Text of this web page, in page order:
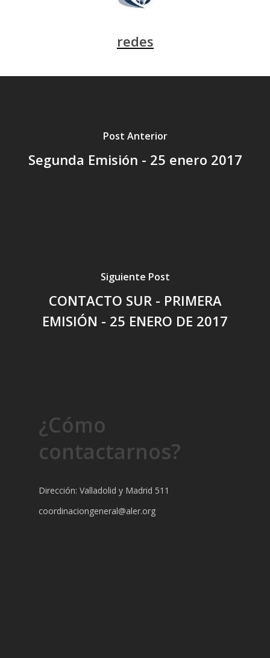
redes
Post Anterior
Segunda Emisión - 25 enero 2017
Siguiente Post
CONTACTO SUR - PRIMERA
EMISIÓN - 25 ENERO DE 2017
¿Cómo
contactarnos?
Dirección: Valladolid y Madrid 511
coordinaciongeneral@aler.org